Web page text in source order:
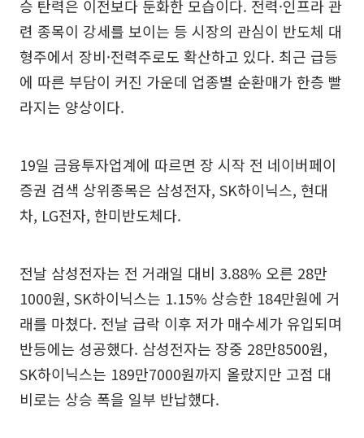
승 탄력은 이전보다 둔화한 모습이다. 전력·인프라 관
련 종목이 강세를 보이는 등 시장의 관심이 반도체 대
형주에서 장비·전력주로도 확산하고 있다. 최근 급등
에 따른 부담이 커진 가운데 업종별 순환매가 한층 빨
라지는 양상이다.
19일 금융투자업계에 따르면 장 시작 전 네이버페이
증권 검색 상위종목은 삼성전자, SK하이닉스, 현대
차, LG전자, 한미반도체다.
전날 삼성전자는 전 거래일 대비 3.88% 오른 28만
1000원, SK하이닉스는 1.15% 상승한 184만원에 거
래를 마쳤다. 전날 급락 이후 저가 매수세가 유입되며
반등에는 성공했다. 삼성전자는 장중 28만8500원,
SK하이닉스는 189만7000원까지 올랐지만 고점 대
비로는 상승 폭을 일부 반납했다.